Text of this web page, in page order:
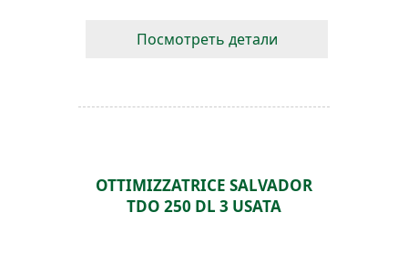
Посмотреть детали
OTTIMIZZATRICE SALVADOR
TDO 250 DL 3 USATA